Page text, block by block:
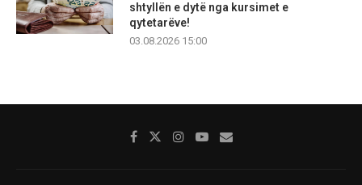
shtyllën e dytë nga kursimet e
qytetarëve!
03.08.2026 15:00